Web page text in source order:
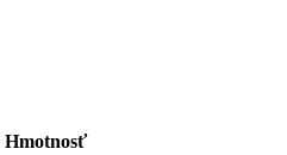
Hmotnosť